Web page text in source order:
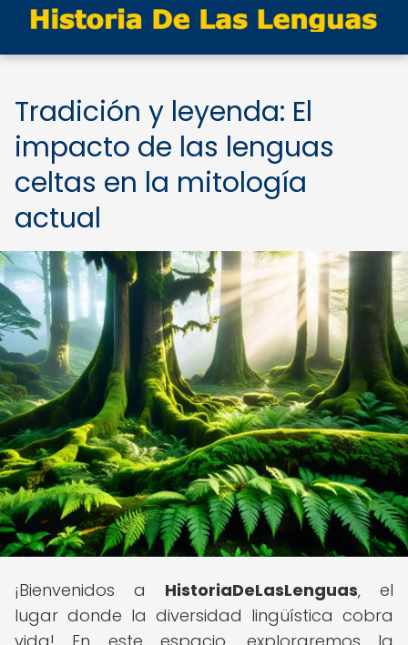
Tradición y leyenda: El
impacto de las lenguas
celtas en la mitología
actual
¡Bienvenidos a HistoriaDeLasLenguas, el
lugar donde la diversidad lingüística cobra